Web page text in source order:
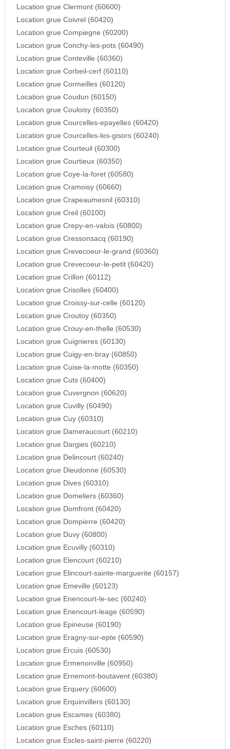
Location grue Clermont (60600)
Location grue Coivrel (60420)
Location grue Compiegne (60200)
Location grue Conchy-les-pots (60490)
Location grue Conteville (60360)
Location grue Corbeil-cerf (60110)
Location grue Cormeilles (60120)
Location grue Coudun (60150)
Location grue Couloisy (60350)
Location grue Courcelles-epayelles (60420)
Location grue Courcelles-les-gisors (60240)
Location grue Courteuil (60300)
Location grue Courtieux (60350)
Location grue Coye-la-foret (60580)
Location grue Cramoisy (60660)
Location grue Crapeaumesnil (60310)
Location grue Creil (60100)
Location grue Crepy-en-valois (60800)
Location grue Cressonsacq (60190)
Location grue Crevecoeur-le-grand (60360)
Location grue Crevecoeur-le-petit (60420)
Location grue Crillon (60112)
Location grue Crisolles (60400)
Location grue Croissy-sur-celle (60120)
Location grue Croutoy (60350)
Location grue Crouy-en-thelle (60530)
Location grue Cuignieres (60130)
Location grue Cuigy-en-bray (60850)
Location grue Cuise-la-motte (60350)
Location grue Cuts (60400)
Location grue Cuvergnon (60620)
Location grue Cuvilly (60490)
Location grue Cuy (60310)
Location grue Dameraucourt (60210)
Location grue Dargies (60210)
Location grue Delincourt (60240)
Location grue Dieudonne (60530)
Location grue Dives (60310)
Location grue Domeliers (60360)
Location grue Domfront (60420)
Location grue Dompierre (60420)
Location grue Duvy (60800)
Location grue Ecuvilly (60310)
Location grue Elencourt (60210)
Location grue Elincourt-sainte-marguerite (60157)
Location grue Emeville (60123)
Location grue Enencourt-le-sec (60240)
Location grue Enencourt-leage (60590)
Location grue Epineuse (60190)
Location grue Eragny-sur-epte (60590)
Location grue Ercuis (60530)
Location grue Ermenonville (60950)
Location grue Ernemont-boutavent (60380)
Location grue Erquery (60600)
Location grue Erquinvillers (60130)
Location grue Escames (60380)
Location grue Esches (60110)
Location grue Escles-saint-pierre (60220)